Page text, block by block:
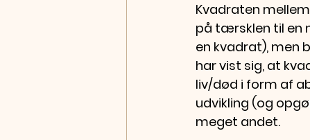
Kvadraten
på tærsklen til en
en kvadrat), men
har vist sig, at
liv/død i form af
udvikling (og
meget andet.